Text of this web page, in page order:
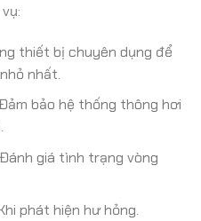
thiết bị chuyên dụng để
nhất.
bảo hệ thống thông hơi
Đánh giá tình trạng vòng
phát hiện hư hỏng.